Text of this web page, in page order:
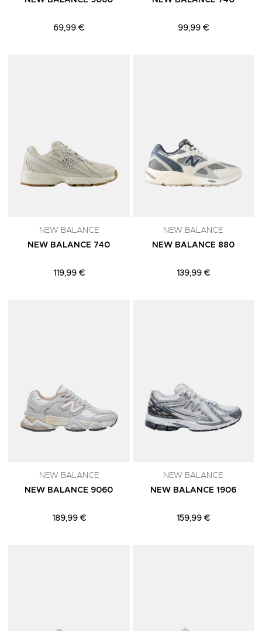
69,99 € 99,99 €
NEW BALANCE
NEW BALANCE 740
119,99 €
NEW BALANCE
NEW BALANCE 880
139,99 €
NEW BALANCE
NEW BALANCE 9060
189,99 €
NEW BALANCE
NEW BALANCE 1906
159,99 €